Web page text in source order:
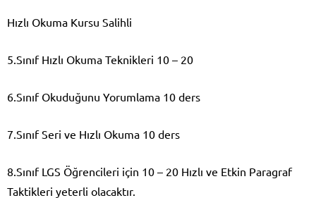
Hızlı Okuma Kursu Salihli
5.Sınıf Hızlı Okuma Teknikleri 10 – 20
6.Sınıf Okuduğunu Yorumlama 10 ders
7.Sınıf Seri ve Hızlı Okuma 10 ders
8.Sınıf LGS Öğrencileri için 10 – 20 Hızlı ve Etkin Paragraf
Taktikleri yeterli olacaktır.